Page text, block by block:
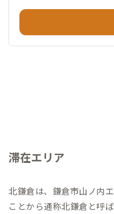
滞在エリア
北鎌倉は、鎌倉市山ノ内
ことから通称北鎌倉と呼